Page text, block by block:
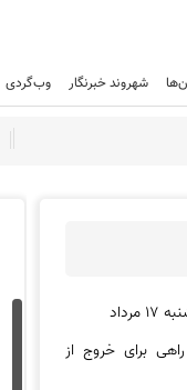
شهروند خبرنگار وب‌گردی
برای خروج از